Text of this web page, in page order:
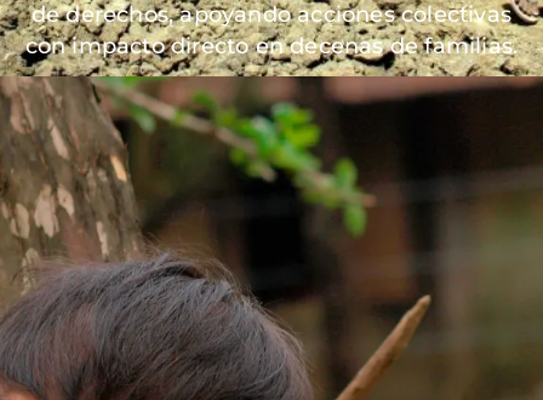
de derechos, apoyando acciones colectivas
con impacto directo en decenas de familias.